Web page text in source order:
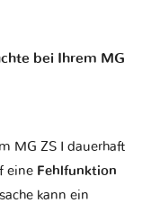
bei Ihrem MG
MG ZS I dauerhaft
eine Fehlfunktion
kann ein